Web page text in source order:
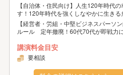
【自治体・住民向け】人生120年時代
す！120年時代を強くしなやかに生きる
【経営者・労組・中堅ビジネスパーソ
ルール 定年撤廃！60代70代が即戦力
講演料金目安
要相談